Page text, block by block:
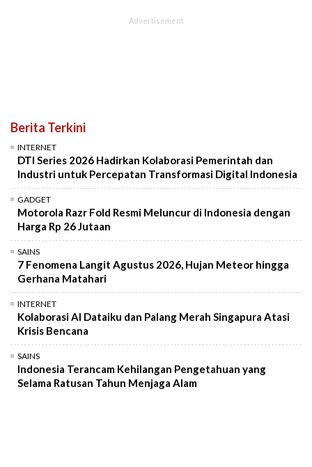
Berita Terkini
INTERNET
DTI Series 2026 Hadirkan Kolaborasi Pemerintah dan
Industri untuk Percepatan Transformasi Digital Indonesia
GADGET
Motorola Razr Fold Resmi Meluncur di Indonesia dengan
Harga Rp 26 Jutaan
SAINS
7 Fenomena Langit Agustus 2026, Hujan Meteor hingga
Gerhana Matahari
INTERNET
Kolaborasi AI Dataiku dan Palang Merah Singapura Atasi
Krisis Bencana
SAINS
Indonesia Terancam Kehilangan Pengetahuan yang
Selama Ratusan Tahun Menjaga Alam